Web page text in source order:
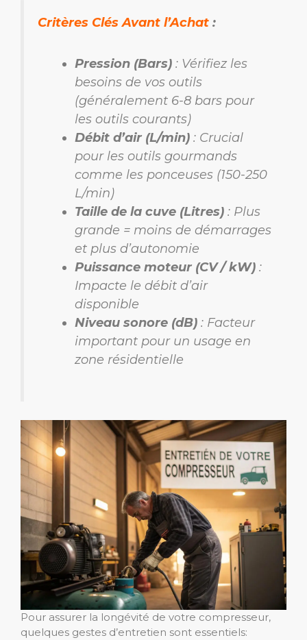
Critères Clés Avant l’Achat :
Pression (Bars) : Vérifiez les
besoins de vos outils
(généralement 6-8 bars pour
les outils courants)
Débit d’air (L/min) : Crucial
pour les outils gourmands
comme les ponceuses (150-250
L/min)
Taille de la cuve (Litres) : Plus
grande = moins de démarrages
et plus d’autonomie
Puissance moteur (CV / kW) :
Impacte le débit d’air
disponible
Niveau sonore (dB) : Facteur
important pour un usage en
zone résidentielle
Pour assurer la longévité de votre compresseur,
quelques gestes d’entretien sont essentiels: